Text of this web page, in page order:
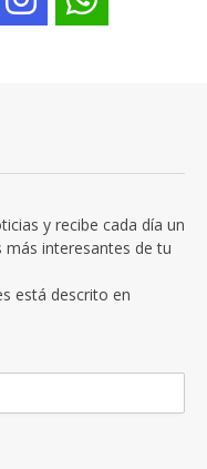
y recibe cada día un
interesantes de tu
está descrito en